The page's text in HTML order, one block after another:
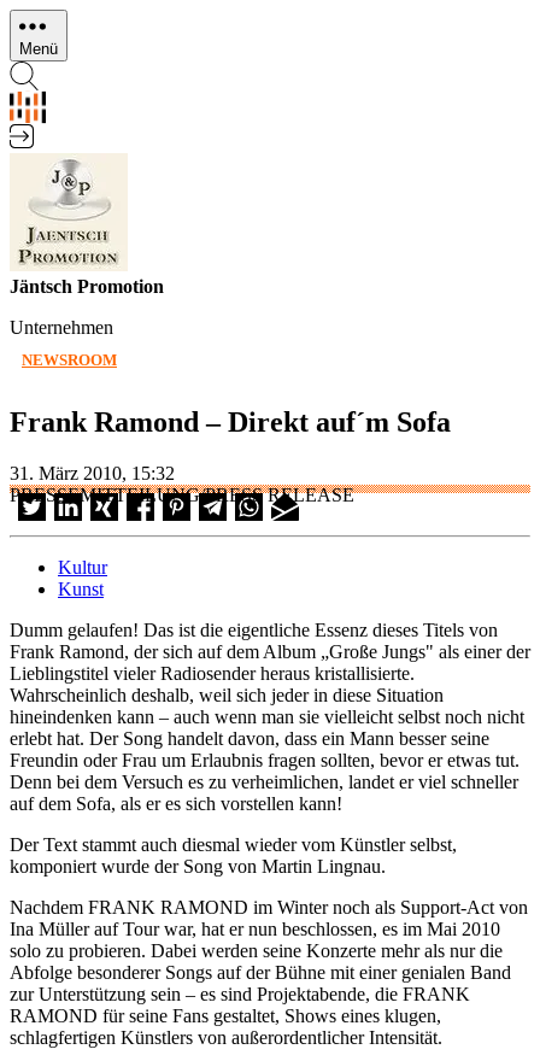
Direkt
zum
Inhalt
Menü
Jäntsch Promotion
Unternehmen
NEWSROOM
Frank Ramond – Direkt auf´m Sofa
31. März 2010, 15:32
PRESSEMITTEILUNG/PRESS RELEASE
Kultur
Kunst
Dumm gelaufen! Das ist die eigentliche Essenz dieses Titels von
Frank Ramond, der sich auf dem Album „Große Jungs" als einer der
Lieblingstitel vieler Radiosender heraus kristallisierte.
Wahrscheinlich deshalb, weil sich jeder in diese Situation
hineindenken kann – auch wenn man sie vielleicht selbst noch nicht
erlebt hat. Der Song handelt davon, dass ein Mann besser seine
Freundin oder Frau um Erlaubnis fragen sollten, bevor er etwas tut.
Denn bei dem Versuch es zu verheimlichen, landet er viel schneller
auf dem Sofa, als er es sich vorstellen kann!
Der Text stammt auch diesmal wieder vom Künstler selbst,
komponiert wurde der Song von Martin Lingnau.
Nachdem FRANK RAMOND im Winter noch als Support-Act von
Ina Müller auf Tour war, hat er nun beschlossen, es im Mai 2010
solo zu probieren. Dabei werden seine Konzerte mehr als nur die
Abfolge besonderer Songs auf der Bühne mit einer genialen Band
zur Unterstützung sein – es sind Projektabende, die FRANK
RAMOND für seine Fans gestaltet, Shows eines klugen,
schlagfertigen Künstlers von außerordentlicher Intensität.